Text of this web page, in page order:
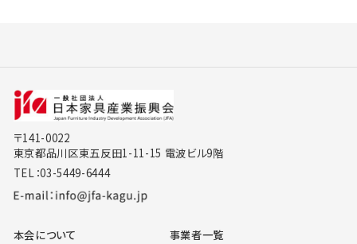
〒141-0022
東京都品川区東五反田1-11-15 電波ビル9階
TEL：03-5449-6444
本会について
事業者一覧